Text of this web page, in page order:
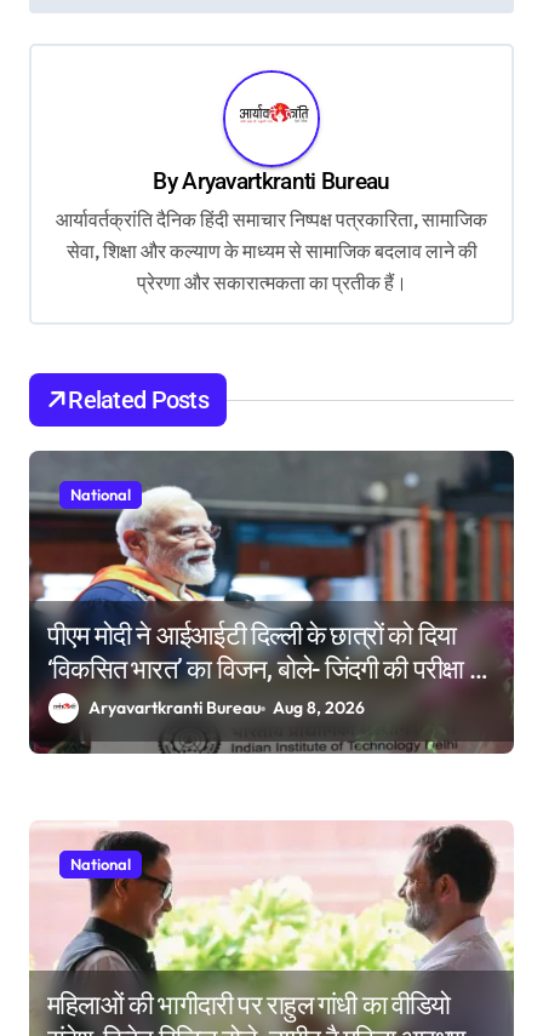
o
n
ByAryavartkranti Bureau
आर्यावर्तक्रांति दैनिक हिंदी समाचार निष्पक्ष पत्रकारिता, सामाजिक
सेवा, शिक्षा और कल्याण के माध्यम से सामाजिक बदलाव लाने की
प्रेरणा और सकारात्मकता का प्रतीक हैं।
Related Posts
National
पीएम मोदी ने आईआईटी दिल्ली के छात्रों को दिया
‘विकसित भारत’ का विजन, बोले- जिंदगी की परीक्षा में
सब कुछ आउट ऑफ सिलेबस होता है
Aryavartkranti Bureau Aug 8, 2026
National
महिलाओं की भागीदारी पर राहुल गांधी का वीडियो